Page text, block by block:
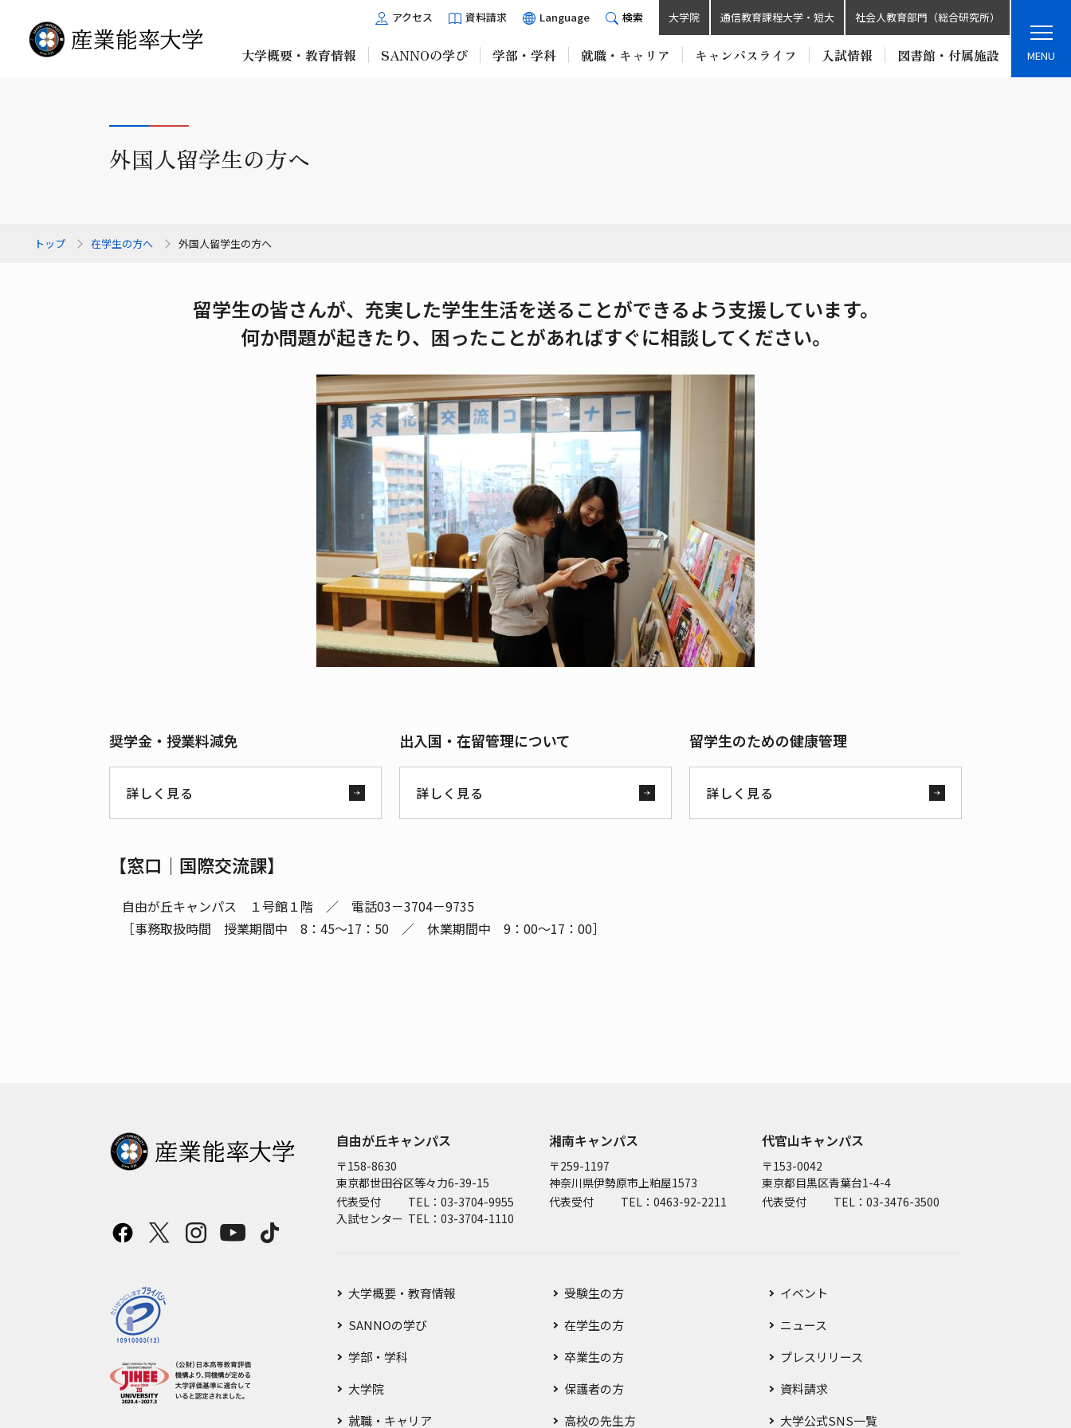
アクセス 資料請求 Language 検索 大学院 通信教育課程大学・短大 社会人教育部門（総合研究所）
大学概要・教育情報 SANNOの学び 学部・学科 就職・キャリア キャンパスライフ 入試情報 図書館・付属施設 MENU
外国人留学生の方へ
トップ 在学生の方へ 外国人留学生の方へ
留学生の皆さんが、充実した学生生活を送ることができるよう支援しています。
何か問題が起きたり、困ったことがあればすぐに相談してください。
奨学金・授業料減免
詳しく見る
出入国・在留管理について
詳しく見る
留学生のための健康管理
詳しく見る
【窓口｜国際交流課】
自由が丘キャンパス １号館１階 ／ 電話03－3704－9735
［事務取扱時間 授業期間中 8：45～17：50 ／ 休業期間中 9：00～17：00］
自由が丘キャンパス
〒158-8630
東京都世田谷区等々力6-39-15
代表受付
TEL：03-3704-9955
入試センター TEL：03-3704-1110
湘南キャンパス
〒259-1197
神奈川県伊勢原市上粕屋1573
代表受付
TEL：0463-92-2211
代官山キャンパス
〒153-0042
東京都目黒区青葉台1-4-4
代表受付
TEL：03-3476-3500
大学概要・教育情報
SANNOの学び
学部・学科
大学院
就職・キャリア
受験生の方
在学生の方
卒業生の方
保護者の方
高校の先生方
イベント
ニュース
プレスリリース
資料請求
大学公式SNS一覧